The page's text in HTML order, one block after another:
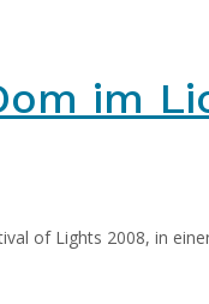
im
of Lights 2008, in